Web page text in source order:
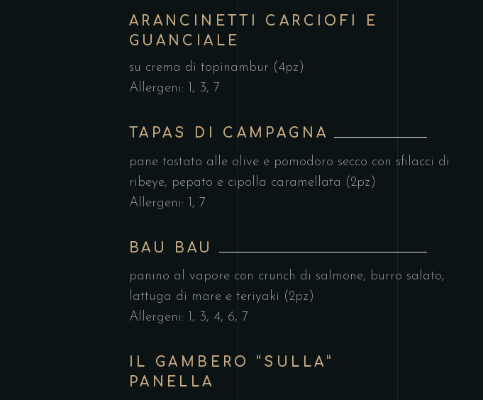
ARANCINETTI CARCIOFI E
GUANCIALE
su crema di topinambur (4pz)
Allergeni: 1, 3, 7
TAPAS DI CAMPAGNA
pane tostato alle olive e pomodoro secco con sfilacci di
ribeye, pepato e cipolla caramellata (2pz)
Allergeni: 1, 7
BAU BAU
panino al vapore con crunch di salmone, burro salato,
lattuga di mare e teriyaki (2pz)
Allergeni: 1, 3, 4, 6, 7
IL GAMBERO “SULLA”
PANELLA